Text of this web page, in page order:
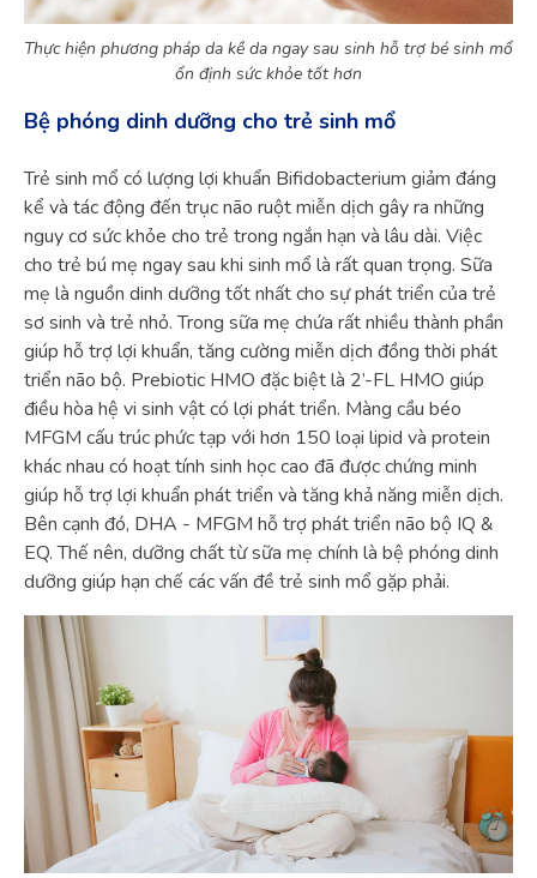
Thực hiện phương pháp da kề da ngay sau sinh hỗ trợ bé sinh mổ
ổn định sức khỏe tốt hơn
Bệ phóng dinh dưỡng cho trẻ sinh mổ
Trẻ sinh mổ có lượng lợi khuẩn Bifidobacterium giảm đáng
kể và tác động đến trục não ruột miễn dịch gây ra những
nguy cơ sức khỏe cho trẻ trong ngắn hạn và lâu dài. Việc
cho trẻ bú mẹ ngay sau khi sinh mổ là rất quan trọng. Sữa
mẹ là nguồn dinh dưỡng tốt nhất cho sự phát triển của trẻ
sơ sinh và trẻ nhỏ. Trong sữa mẹ chứa rất nhiều thành phần
giúp hỗ trợ lợi khuẩn, tăng cường miễn dịch đồng thời phát
triển não bộ. Prebiotic HMO đặc biệt là 2’-FL HMO giúp
điều hòa hệ vi sinh vật có lợi phát triển. Màng cầu béo
MFGM cấu trúc phức tạp với hơn 150 loại lipid và protein
khác nhau có hoạt tính sinh học cao đã được chứng minh
giúp hỗ trợ lợi khuẩn phát triển và tăng khả năng miễn dịch.
Bên cạnh đó, DHA - MFGM hỗ trợ phát triển não bộ IQ &
EQ. Thế nên, dưỡng chất từ sữa mẹ chính là bệ phóng dinh
dưỡng giúp hạn chế các vấn đề trẻ sinh mổ gặp phải.